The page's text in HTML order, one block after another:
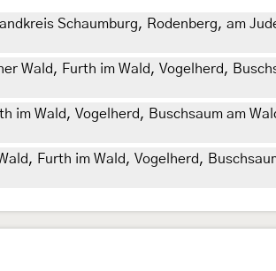
Schaumburg, Rodenberg, am
Wald, Furth im Wald, Vogelherd,
im Wald, Vogelherd, Buschsaum am
Furth im Wald, Vogelherd,